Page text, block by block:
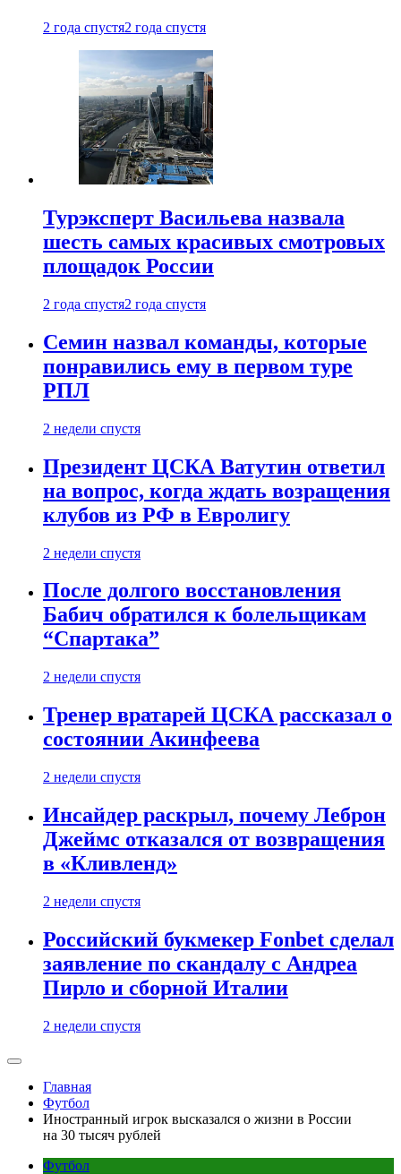
2 года спустя2 года спустя
Турэксперт Васильева назвала
шесть самых красивых смотровых
площадок России
2 года спустя2 года спустя
Семин назвал команды, которые
понравились ему в первом туре
РПЛ
2 недели спустя
Президент ЦСКА Ватутин ответил
на вопрос, когда ждать возращения
клубов из РФ в Евролигу
2 недели спустя
После долгого восстановления
Бабич обратился к болельщикам
“Спартака”
2 недели спустя
Тренер вратарей ЦСКА рассказал о
состоянии Акинфеева
2 недели спустя
Инсайдер раскрыл, почему Леброн
Джеймс отказался от возвращения
в «Кливленд»
2 недели спустя
Российский букмекер Fonbet сделал
заявление по скандалу с Андреа
Пирло и сборной Италии
2 недели спустя
Главная
Футбол
Иностранный игрок высказался о жизни в России
на 30 тысяч рублей
Футбол